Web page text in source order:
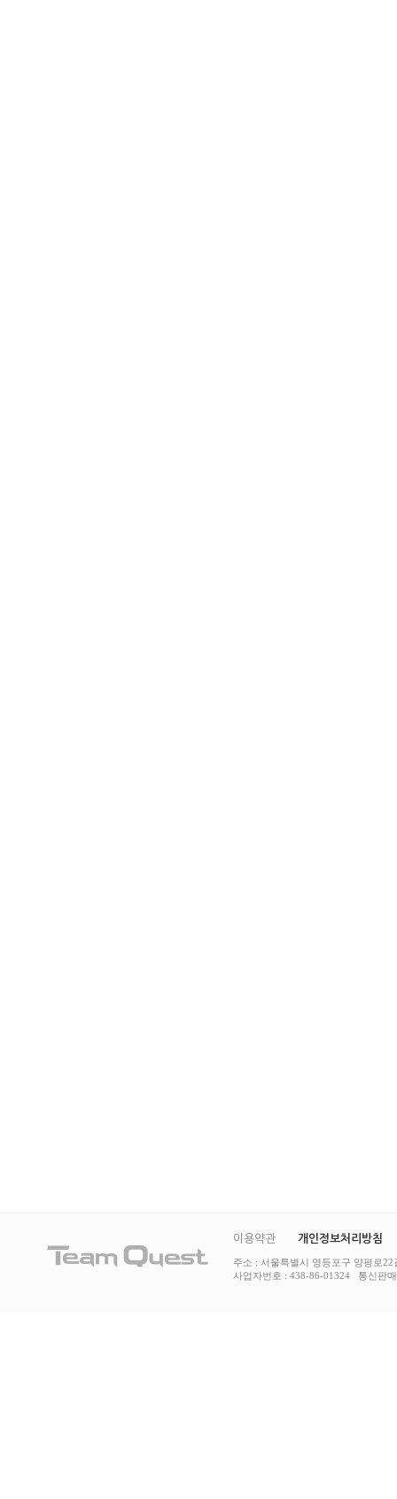
이용약관 개인정보처리방침
주소 : 서울특별시 영등포구 양평로
사업자번호 : 438-86-01324 통신판